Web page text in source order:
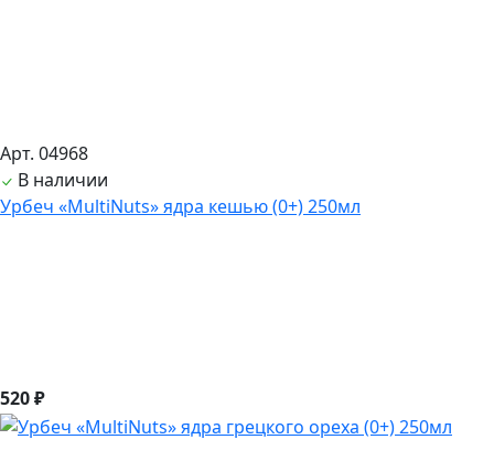
Арт. 04968
В наличии
Урбеч «MultiNuts» ядра кешью (0+) 250мл
520 ₽